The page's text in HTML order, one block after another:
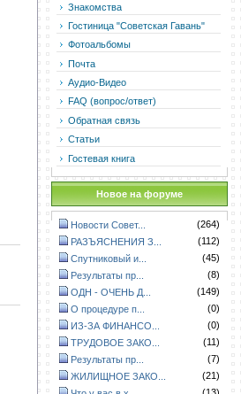
Знакомства
Гостиница "Советская Гавань"
Фотоальбомы
Почта
Аудио-Видео
FAQ (вопрос/ответ)
Обратная связь
Статьи
Гостевая книга
Новое на форуме
Новости Совет...
(264)
РАЗЪЯСНЕНИЯ З...
(112)
Спутниковый и...
(45)
Результаты пр...
(8)
ОДН - ОЧЕНЬ Д...
(149)
О процедуре п...
(0)
ИЗ-ЗА ФИНАНСО...
(0)
ТРУДОВОЕ ЗАКО...
(11)
Результаты пр...
(7)
ЖИЛИЩНОЕ ЗАКО...
(21)